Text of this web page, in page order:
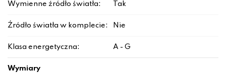
Wymienne źródło światła: Tak
Źródło światła w komplecie: Nie
Klasa energetyczna: A - G
Wymiary